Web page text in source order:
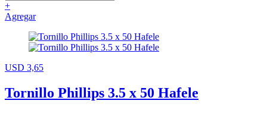
+
Agregar
USD 3,65
Tornillo Phillips 3.5 x 50 Hafele